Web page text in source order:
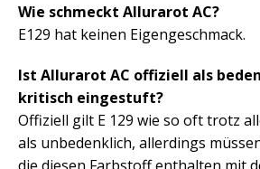
Wie schmeckt Allurarot AC?
E129 hat keinen Eigengeschmack.
Ist Allurarot AC offiziell als
kritisch eingestuft?
Offiziell gilt E 129 wie so oft trotz
als unbedenklich, allerdings